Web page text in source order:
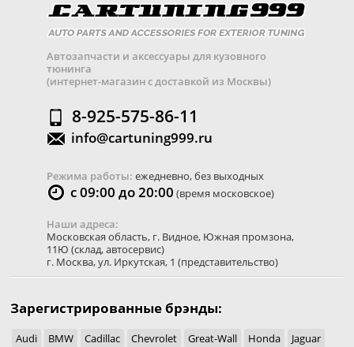
Автозапчасти и аксессуары для кузовного
тюнинга
(интернет-магазин с доставкой из Москвы)
8-925-575-86-11
info@cartuning999.ru
Режима работы: ежедневно, без выходных
с 09:00 до 20:00 (время московское)
Наши адреса:
Московская область, г. Видное, Южная промзона,
11Ю (склад, автосервис)
г. Москва,ул. Иркутская, 1 (представительство)
Зарегистрированные брэнды:
Audi BMW Cadillac Chevrolet Great-Wall Honda
Jaguar